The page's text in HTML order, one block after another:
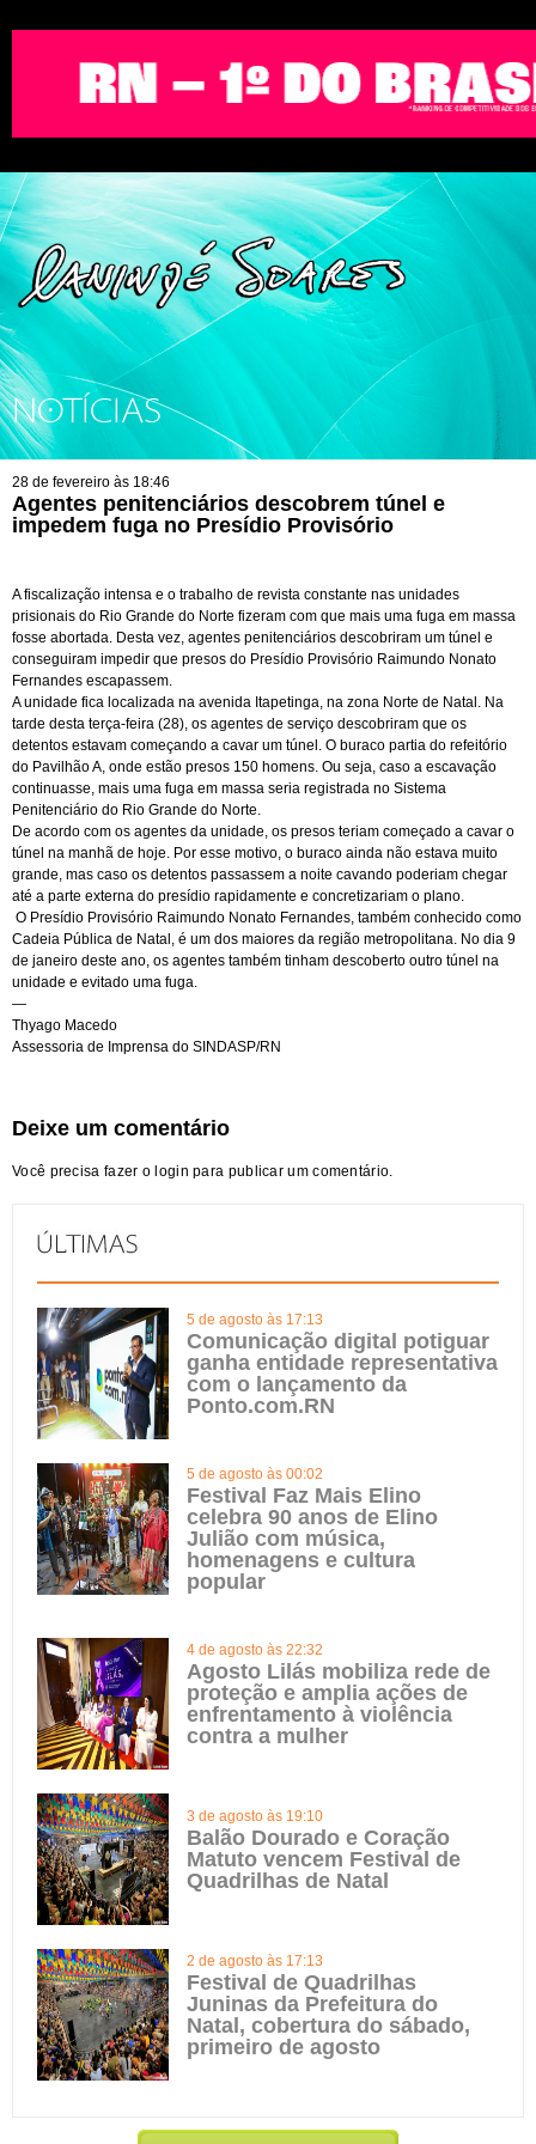
NOTÍCIAS
28 de fevereiro às 18:46
Agentes penitenciários descobrem túnel e
impedem fuga no Presídio Provisório
A fiscalização intensa e o trabalho de revista constante nas unidades
prisionais do Rio Grande do Norte fizeram com que mais uma fuga em massa
fosse abortada. Desta vez, agentes penitenciários descobriram um túnel e
conseguiram impedir que presos do Presídio Provisório Raimundo Nonato
Fernandes escapassem.
A unidade fica localizada na avenida Itapetinga, na zona Norte de Natal. Na
tarde desta terça-feira (28), os agentes de serviço descobriram que os
detentos estavam começando a cavar um túnel. O buraco partia do refeitório
do Pavilhão A, onde estão presos 150 homens. Ou seja, caso a escavação
continuasse, mais uma fuga em massa seria registrada no Sistema
Penitenciário do Rio Grande do Norte.
De acordo com os agentes da unidade, os presos teriam começado a cavar o
túnel na manhã de hoje. Por esse motivo, o buraco ainda não estava muito
grande, mas caso os detentos passassem a noite cavando poderiam chegar
até a parte externa do presídio rapidamente e concretizariam o plano.
O Presídio Provisório Raimundo Nonato Fernandes, também conhecido como
Cadeia Pública de Natal, é um dos maiores da região metropolitana. No dia 9
de janeiro deste ano, os agentes também tinham descoberto outro túnel na
unidade e evitado uma fuga.
—
Thyago Macedo
Assessoria de Imprensa do SINDASP/RN
Deixe um comentário
Você precisa fazer o login para publicar um comentário.
5 de agosto às 17:13
Comunicação digital potiguar
ganha entidade representativa
com o lançamento da
Ponto.com.RN
5 de agosto às 00:02
Festival Faz Mais Elino
celebra 90 anos de Elino
Julião com música,
homenagens e cultura
popular
4 de agosto às 22:32
Agosto Lilás mobiliza rede de
proteção e amplia ações de
enfrentamento à violência
contra a mulher
3 de agosto às 19:10
Balão Dourado e Coração
Matuto vencem Festival de
Quadrilhas de Natal
2 de agosto às 17:13
Festival de Quadrilhas
Juninas da Prefeitura do
Natal, cobertura do sábado,
primeiro de agosto